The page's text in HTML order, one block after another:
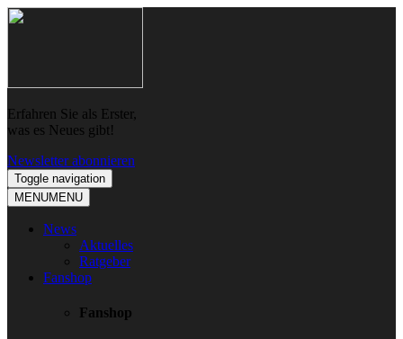
Skip
Skip
Erfahren Sie als Erster,
was es Neues gibt!
Newsletter abonnieren
Toggle navigation
MENUMENU
News
Aktuelles
Ratgeber
Fanshop
Fanshop